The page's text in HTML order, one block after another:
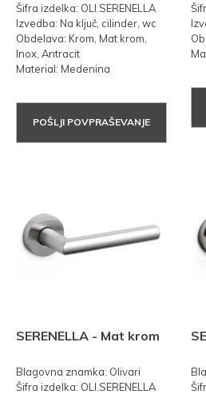
Šifra izdelka: OLI.SERENELLA
Izvedba: Na ključ, cilinder, wc
Obdelava: Krom, Mat krom,
Inox, Antracit
Material: Medenina
POŠLJI POVPRAŠEVANJE
SERENELLA - Mat krom
Blagovna znamka: Olivari
Šifra izdelka: OLI.SERENELLA